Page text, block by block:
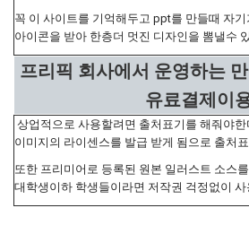
꼭 이 사이트를 기억해두고 ppt를 만들때 자
아이콘을 받아 한층더 멋진 디자인을 뽐낼수
프리픽 회사에서 운영하는
유료결제이
상업적으로 사용할려면 출처표기를 해줘야
이미지의 라이센스를 발급 받게 됨으로 출처
또한 프리미어로 등록된 원본 일러스트 소스
대학생이하 학생들이라면 저작권 걱정없이 사